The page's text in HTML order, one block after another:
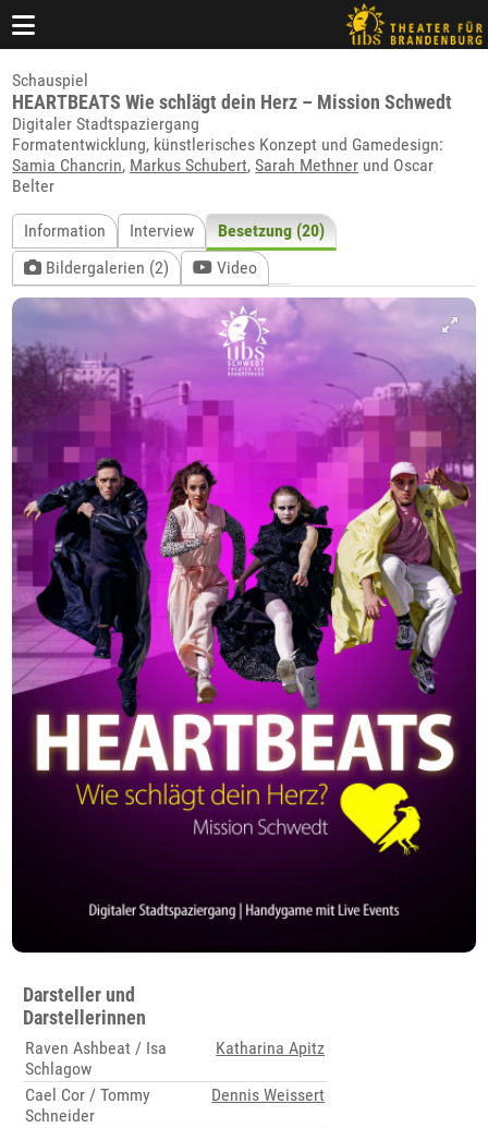
Schauspiel
HEARTBEATS Wie schlägt dein Herz – Mission Schwedt
Digitaler Stadtspaziergang
Formatentwicklung, künstlerisches Konzept und Gamedesign:
Samia Chancrin, Markus Schubert,Sarah Methner und Oscar
Belter
Information Interview
Besetzung (20)
Bildergalerien (2)
Video
Darsteller und
Darstellerinnen
Raven Ashbeat / Isa
Schlagow
Katharina Apitz
Cael Cor / Tommy
Schneider
Dennis Weissert